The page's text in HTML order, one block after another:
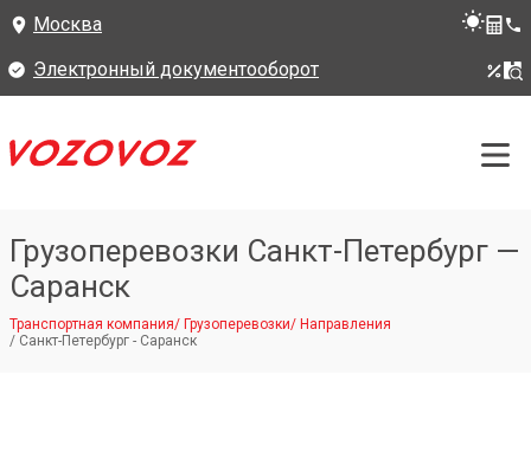
Москва
Электронный документооборот
Грузоперевозки Санкт-Петербург —
Саранск
Транспортная компания/ Грузоперевозки/ Направления
/ Санкт-Петербург - Саранск